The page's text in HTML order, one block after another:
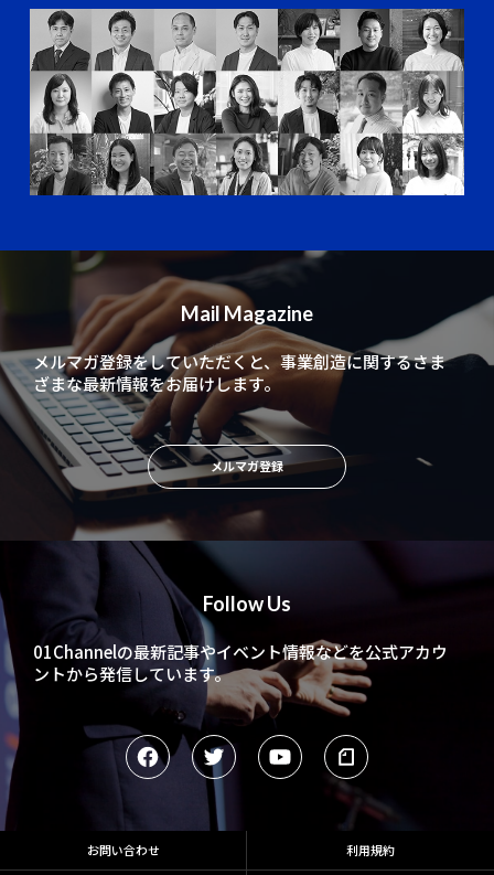
Follow Us
01Channelの最新記事やイベント情報などを公式アカウ
ントから発信しています。
Mail Magazine
メルマガ登録をしていただくと、事業創造に関するさま
ざまな最新情報をお届けします。
メルマガ登録
お問い合わせ 利用規約